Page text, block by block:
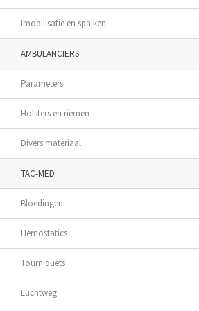
Imobilisatie en spalken
AMBULANCIERS
Parameters
Holsters en riemen
Divers materiaal
TAC-MED
Bloedingen
Hemostatics
Tourniquets
Luchtweg